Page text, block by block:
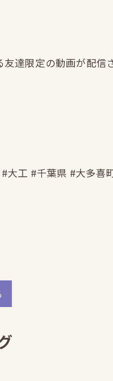
達限定の動画が配信
大工 #千葉県 #大多喜